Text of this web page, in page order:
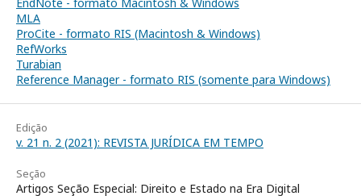
MLA
ProCite - formato RIS (Macintosh & Windows)
RefWorks
Turabian
Reference Manager - formato RIS (somente para Windows)
Edição
v. 21 n. 2 (2021): REVISTA JURÍDICA EM TEMPO
Seção
Artigos Seção Especial: Direito e Estado na Era Digital